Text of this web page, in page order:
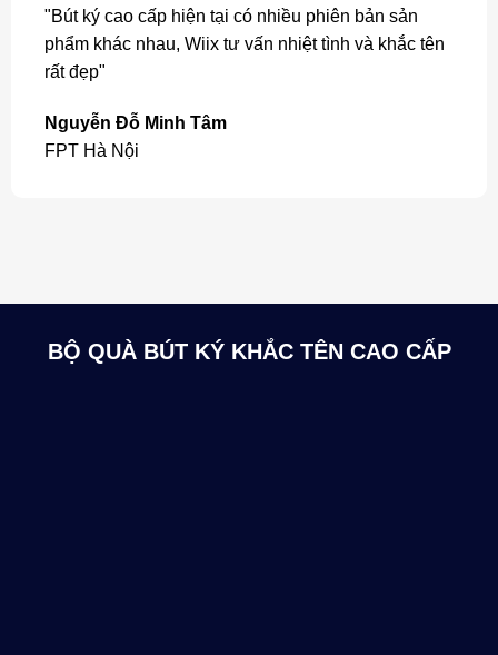
"Bút ký cao cấp hiện tại có nhiều phiên bản sản
phẩm khác nhau, Wiix tư vấn nhiệt tình và khắc tên
rất đẹp"
Nguyễn Đỗ Minh Tâm
FPT Hà Nội
BỘ QUÀ BÚT KÝ KHẮC TÊN CAO CẤP